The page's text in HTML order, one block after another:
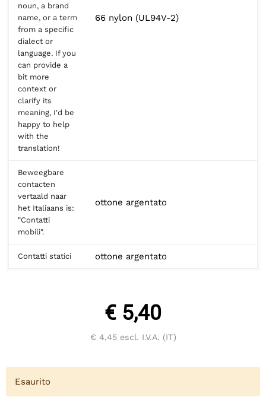
noun, a brand
name, or a term
from a specific
dialect or
language. If you
can provide a
bit more
context or
clarify its
meaning, I'd be
happy to help
with the
translation!
66 nylon (UL94V-2)
Beweegbare
contacten
vertaald naar
het Italiaans is:
"Contatti
mobili".
ottone argentato
Contatti statici ottone argentato
€ 5,40
€ 4,45escl. I.V.A. (IT)
Esaurito